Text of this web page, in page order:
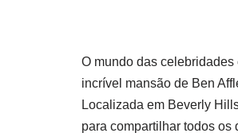
O mundo das
incrível mansão de Ben
Localizada em Beverly
para compartilhar todos os